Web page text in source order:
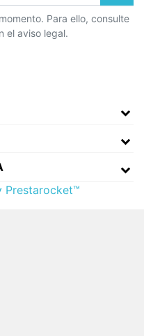
Para ello, consulte
el aviso legal.